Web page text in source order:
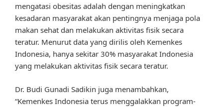
mengatasi obesitas adalah dengan meningkatkan
kesadaran masyarakat akan pentingnya menjaga pola
makan sehat dan melakukan aktivitas fisik secara
teratur. Menurut data yang dirilis oleh Kemenkes
Indonesia, hanya sekitar 30% masyarakat Indonesia
yang melakukan aktivitas fisik secara teratur.
Dr. Budi Gunadi Sadikin juga menambahkan,
“Kemenkes Indonesia terus menggalakkan program-